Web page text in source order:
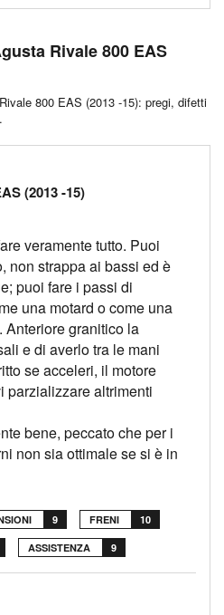
Rivale 800 EAS
800 EAS (2013 -15): pregi, difetti
(2013 -15)
veramente tutto. Puoi
non strappa ai bassi ed è
puoi fare i passi di
una motard o come una
Anteriore granitico la
e di averlo tra le mani
se acceleri, il motore
parzializzare altrimenti
bene, peccato che per i
non sia ottimale se si è in
9 FRENI 10
ASSISTENZA 9